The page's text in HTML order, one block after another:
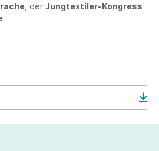
, der Jungtextiler-Kongress